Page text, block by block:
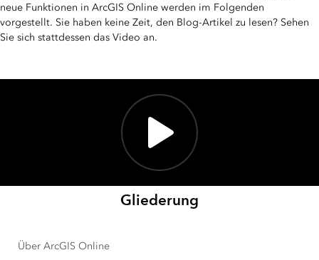
neue Funktionen in ArcGIS Online werden im Folgenden
vorgestellt. Sie haben keine Zeit, den Blog-Artikel zu lesen? Sehen
Sie sich stattdessen das Video an.
Gliederung
Über ArcGIS Online